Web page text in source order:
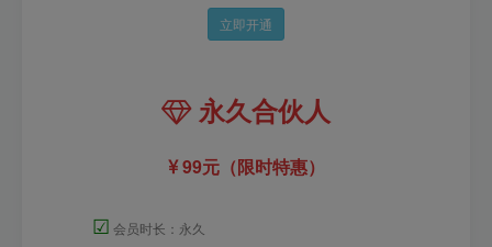
立即开通
永久合伙人
99元（限时特惠）
☑ 会员时长：永久